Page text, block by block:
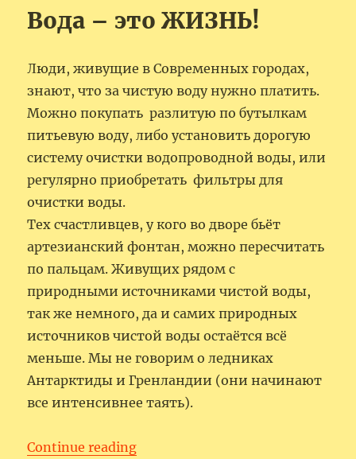
Вода – это ЖИЗНЬ!
Люди, живущие в Современных городах,
знают, что за чистую воду нужно платить.
Можно покупать разлитую по бутылкам
питьевую воду, либо установить дорогую
систему очистки водопроводной воды, или
регулярно приобретать фильтры для
очистки воды.
Тех счастливцев, у кого во дворе бьёт
артезианский фонтан, можно пересчитать
по пальцам. Живущих рядом с
природными источниками чистой воды,
так же немного, да и самих природных
источников чистой воды остаётся всё
меньше. Мы не говорим о ледниках
Антарктиды и Гренландии (они начинают
все интенсивнее таять).
Continue reading“Живительная питьевая вода”